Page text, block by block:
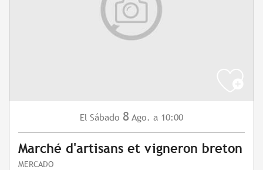
El Sábado 8 Ago. a 10:00
Marché d'artisans et vigneron breton
MERCADO